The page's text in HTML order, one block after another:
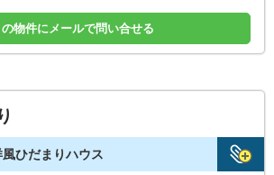
の物件にメールで問い合せる
ひだまりハウス